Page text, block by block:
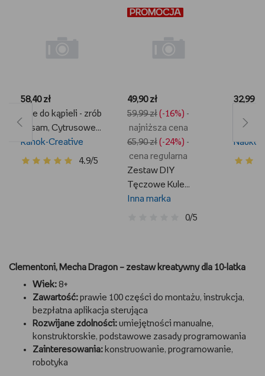
Kule do kąpieli - zrób
to sam, Cytrusowe
orzeźwienie,
zestaw kreatywny
Ranok-Creative
4.9/5
58,40 zł
PROMOCJA
Zestaw DIY
Tęczowe Kule
Musujące do Kąpieli
Dla Dzieci Zrób to
Inna marka
0/5
49,90 zł
PROMOCJA
59,99 zł (-16%) -
najniższa cena
65,90 zł (-24%) -
cena regularna
32,99 zł
Clementoni, Mecha Dragon – zestaw kreatywny dla 10-latka
Wiek: 8+
Zawartość: prawie 100 części do montażu, instrukcja,
bezpłatna aplikacja sterująca
Rozwijane zdolności: umiejętności manualne,
konstruktorskie, podstawowe zasady programowania
Zainteresowania: konstruowanie, programowanie,
robotyka